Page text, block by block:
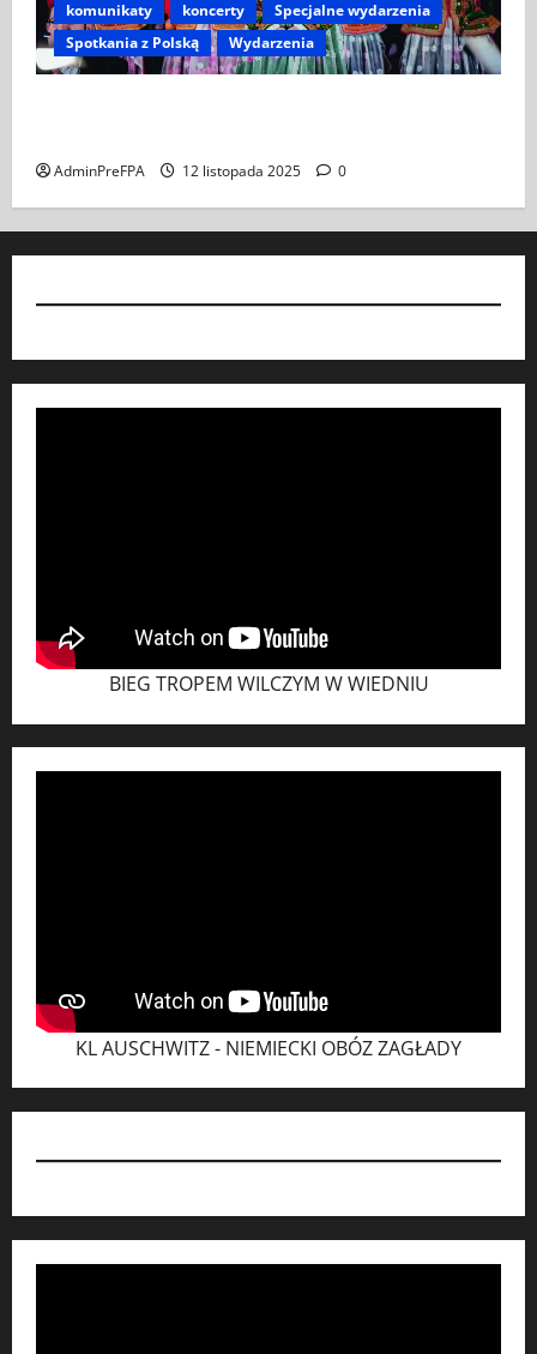
komunikaty koncerty
Specjalne wydarzenia
Spotkania z Polską
Wydarzenia
AdminPreFPA 12 listopada 2025 0
BIEG TROPEM WILCZYM W WIEDNIU
KL AUSCHWITZ - NIEMIECKI OBÓZ ZAGŁADY